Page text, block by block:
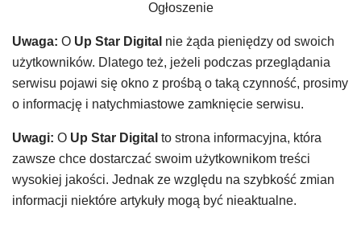
Ogłoszenie
Uwaga: O Up Star Digital nie żąda pieniędzy od swoich
użytkowników. Dlatego też, jeżeli podczas przeglądania
serwisu pojawi się okno z prośbą o taką czynność, prosimy
o informację i natychmiastowe zamknięcie serwisu.
Uwagi: O Up Star Digital to strona informacyjna, która
zawsze chce dostarczać swoim użytkownikom treści
wysokiej jakości. Jednak ze względu na szybkość zmian
informacji niektóre artykuły mogą być nieaktualne.